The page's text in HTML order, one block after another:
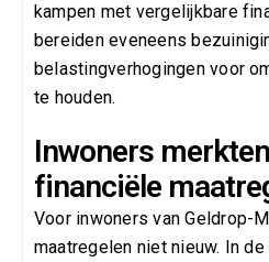
kampen met vergelijkbare
bereiden eveneens
belastingverhogingen voor
te houden.
Inwoners
financiële
Voor inwoners van Geldrop-
maatregelen niet nieuw. In